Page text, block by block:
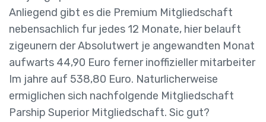
Anliegend gibt es die Premium Mitgliedschaft
nebensachlich fur jedes 12 Monate, hier belauft
zigeunern der Absolutwert je angewandten Monat
aufwarts 44,90 Euro ferner inoffizieller mitarbeiter
Im jahre auf 538,80 Euro. Naturlicherweise
ermiglichen sich nachfolgende Mitgliedschaft
Parship Superior Mitgliedschaft. Sic gut?